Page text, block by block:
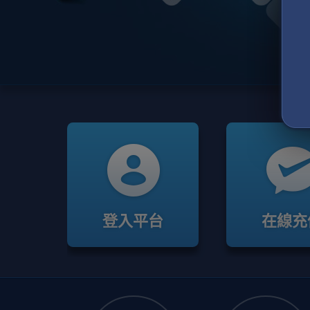
登入平台 在線